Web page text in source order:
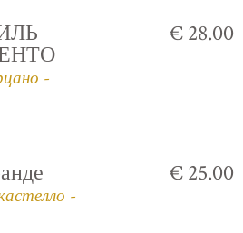
-
€ 28.00
-
€ 25.00